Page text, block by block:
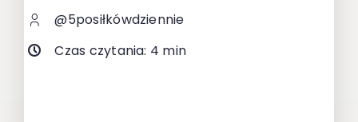
@5posiłkówdziennie
Czas czytania: 4 min